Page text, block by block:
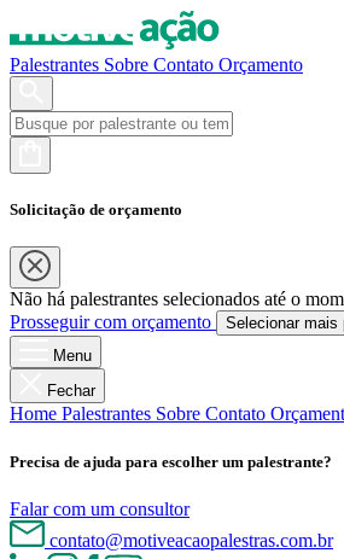
Palestrantes Sobre Contato Orçamento
Solicitação de orçamento
Não há palestrantes selecionados até o
Prosseguir com orçamento
Selecionar mais
Menu
Fechar
Home Palestrantes Sobre Contato
Precisa de ajuda para escolher um palestrante?
Falar com um consultor
contato@motiveacaopalestras.com.br